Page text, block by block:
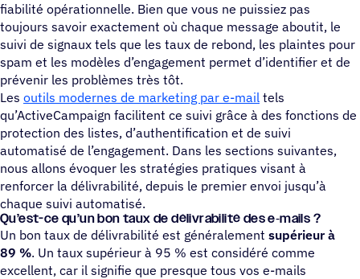
fiabilité opérationnelle. Bien que vous ne puissiez pas
toujours savoir exactement où chaque message aboutit, le
suivi de signaux tels que les taux de rebond, les plaintes pour
spam et les modèles d’engagement permet d’identifier et de
prévenir les problèmes très tôt.
Les outils modernes de marketing par e-mail tels
qu’ActiveCampaign facilitent ce suivi grâce à des fonctions de
protection des listes, d’authentification et de suivi
automatisé de l’engagement. Dans les sections suivantes,
nous allons évoquer les stratégies pratiques visant à
renforcer la délivrabilité, depuis le premier envoi jusqu’à
chaque suivi automatisé.
Qu’est-ce qu’un bon taux de déli­vra­bi­lité des e‑mails ?
Un bon taux de délivrabilité est généralement supérieur à
89 %. Un taux supérieur à 95 % est considéré comme
excellent, car il signifie que presque tous vos e-mails